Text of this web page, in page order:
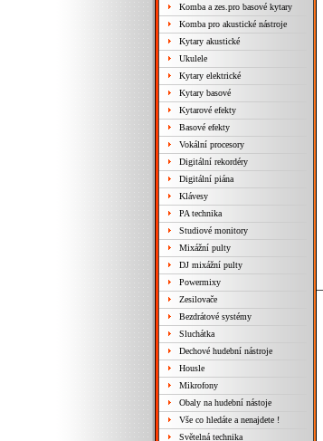
Komba a zes.pro basové kytary
Komba pro akustické nástroje
Kytary akustické
Ukulele
Kytary elektrické
Kytary basové
Kytarové efekty
Basové efekty
Vokální procesory
Digitální rekordéry
Digitální piána
Klávesy
PA technika
Studiové monitory
Mixážní pulty
DJ mixážní pulty
Powermixy
Zesilovače
Bezdrátové systémy
Sluchátka
Dechové hudební nástroje
Housle
Mikrofony
Obaly na hudební nástoje
Vše co hledáte a nenajdete !
Světelná technika